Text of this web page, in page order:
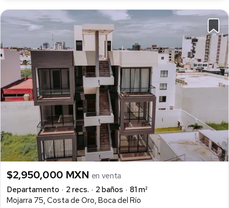
$2,950,000 MXN en venta
Departamento
2 recs. 2 baños
81 m²
Mojarra 75, Costa de Oro, Boca del Río